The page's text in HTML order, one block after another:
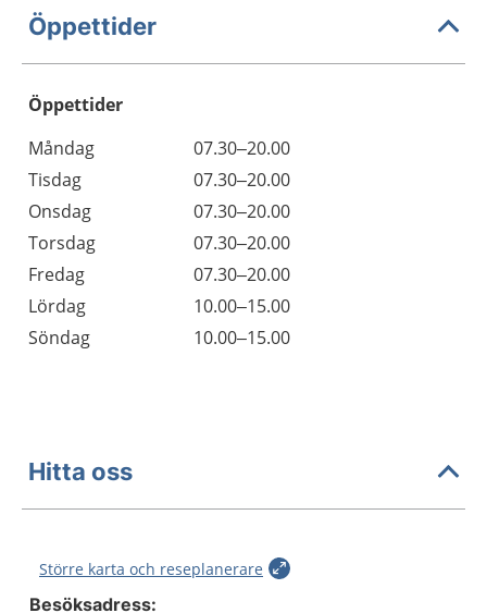
Öppettider
Öppettider
Dag
Öppettider
Kommentarer
Måndag
07.30–20.00
Tisdag
07.30–20.00
Onsdag
07.30–20.00
Torsdag
07.30–20.00
Fredag
07.30–20.00
Lördag
10.00–15.00
Söndag
10.00–15.00
Hitta oss
Större karta och reseplanerare
Besöksadress: